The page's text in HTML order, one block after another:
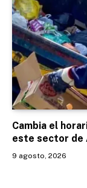
Cambia el
este sector de
9 agosto, 2026